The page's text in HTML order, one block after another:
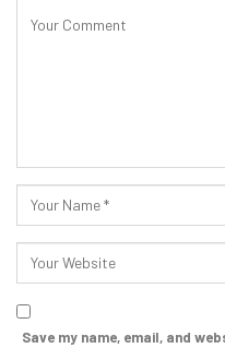
Save my name, email, and